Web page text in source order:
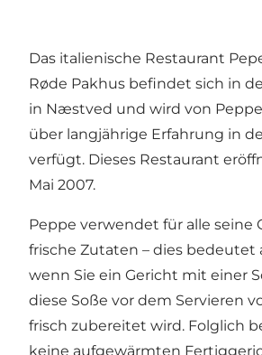
Das italienische Restaurant
Røde Pakhus befindet sich in
in Næstved und wird von
über langjährige Erfahrung in
verfügt. Dieses Restaurant
Mai 2007.
Peppe verwendet für alle seine
frische Zutaten – dies bedeutet
wenn Sie ein Gericht mit einer
diese Soße vor dem Servieren
frisch zubereitet wird. Folglich
keine aufgewärmten